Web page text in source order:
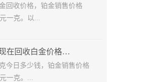
回收价格，铂金销售价格
一克。以...
2026年4月22日白金报价，济南现在回收白金价格多少钱一克
今日多少钱，铂金销售价格
一克。...